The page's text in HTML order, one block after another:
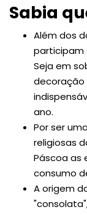
Sabia
Além dos
participam
Seja em
decoração
ano.
Por ser
religiosas
Páscoa as
consumo
A origem